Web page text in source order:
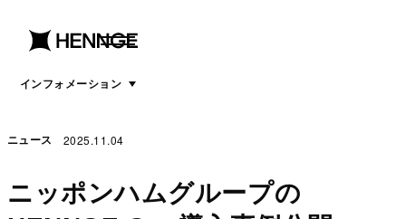
menu
open
インフォメーションmenu
ニュース 2025.11.04
ニッポンハムグループの